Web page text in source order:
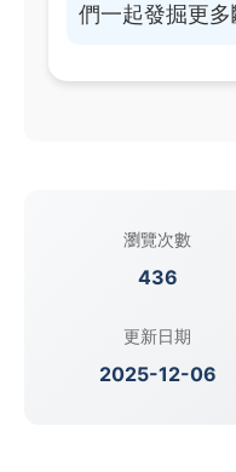
們一起發掘更多
瀏覽次數
436
更新日期
2025-12-06